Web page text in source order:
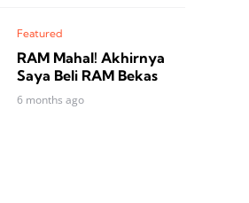
Featured
RAM Mahal! Akhirnya
Saya Beli RAM Bekas
6 months ago